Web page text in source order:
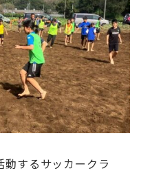
動するサッカークラ